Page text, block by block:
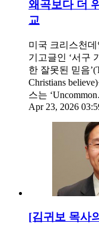
왜곡보다 더
교
미국 크리스천
기고글인 ‘서구
한 잘못된 믿음
Christians
스는
Apr 23, 2026
[김귀보 목사